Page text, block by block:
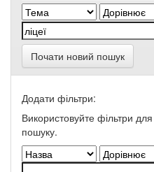
Почати новий пошук
Додати фільтри:
Використовуйте фільтри
пошуку.